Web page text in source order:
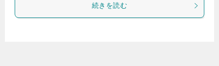
続きを読む